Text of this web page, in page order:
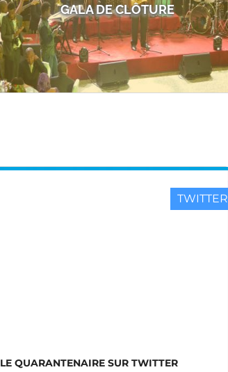
GALA DE CLÔTURE
TWITTER
LE QUARANTENAIRE SUR TWITTER